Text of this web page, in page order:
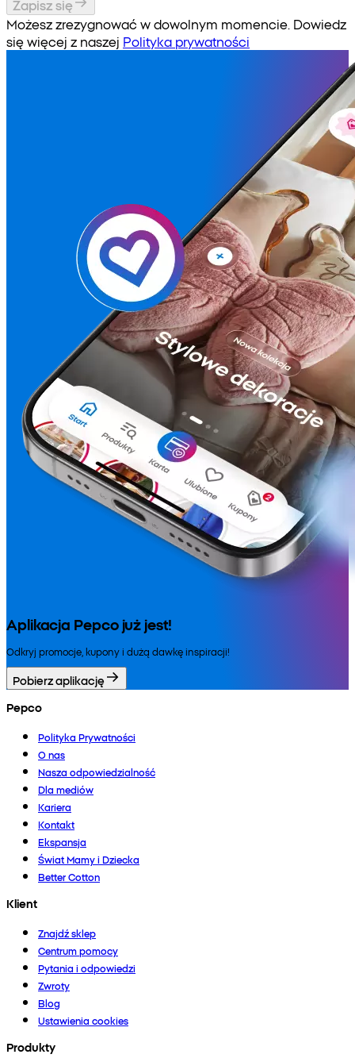
Zapisz się
Możesz zrezygnować w dowolnym momencie. Dowiedz
się więcej z naszej Polityka prywatności
Aplikacja Pepco już jest!
Odkryj promocje, kupony i dużą dawkę inspiracji!
Pobierz aplikację
Pepco
Polityka Prywatności
O nas
Nasza odpowiedzialność
Dla mediów
Kariera
Kontakt
Ekspansja
Świat Mamy i Dziecka
Better Cotton
Klient
Znajdź sklep
Centrum pomocy
Pytania i odpowiedzi
Zwroty
Blog
Ustawienia cookies
Produkty